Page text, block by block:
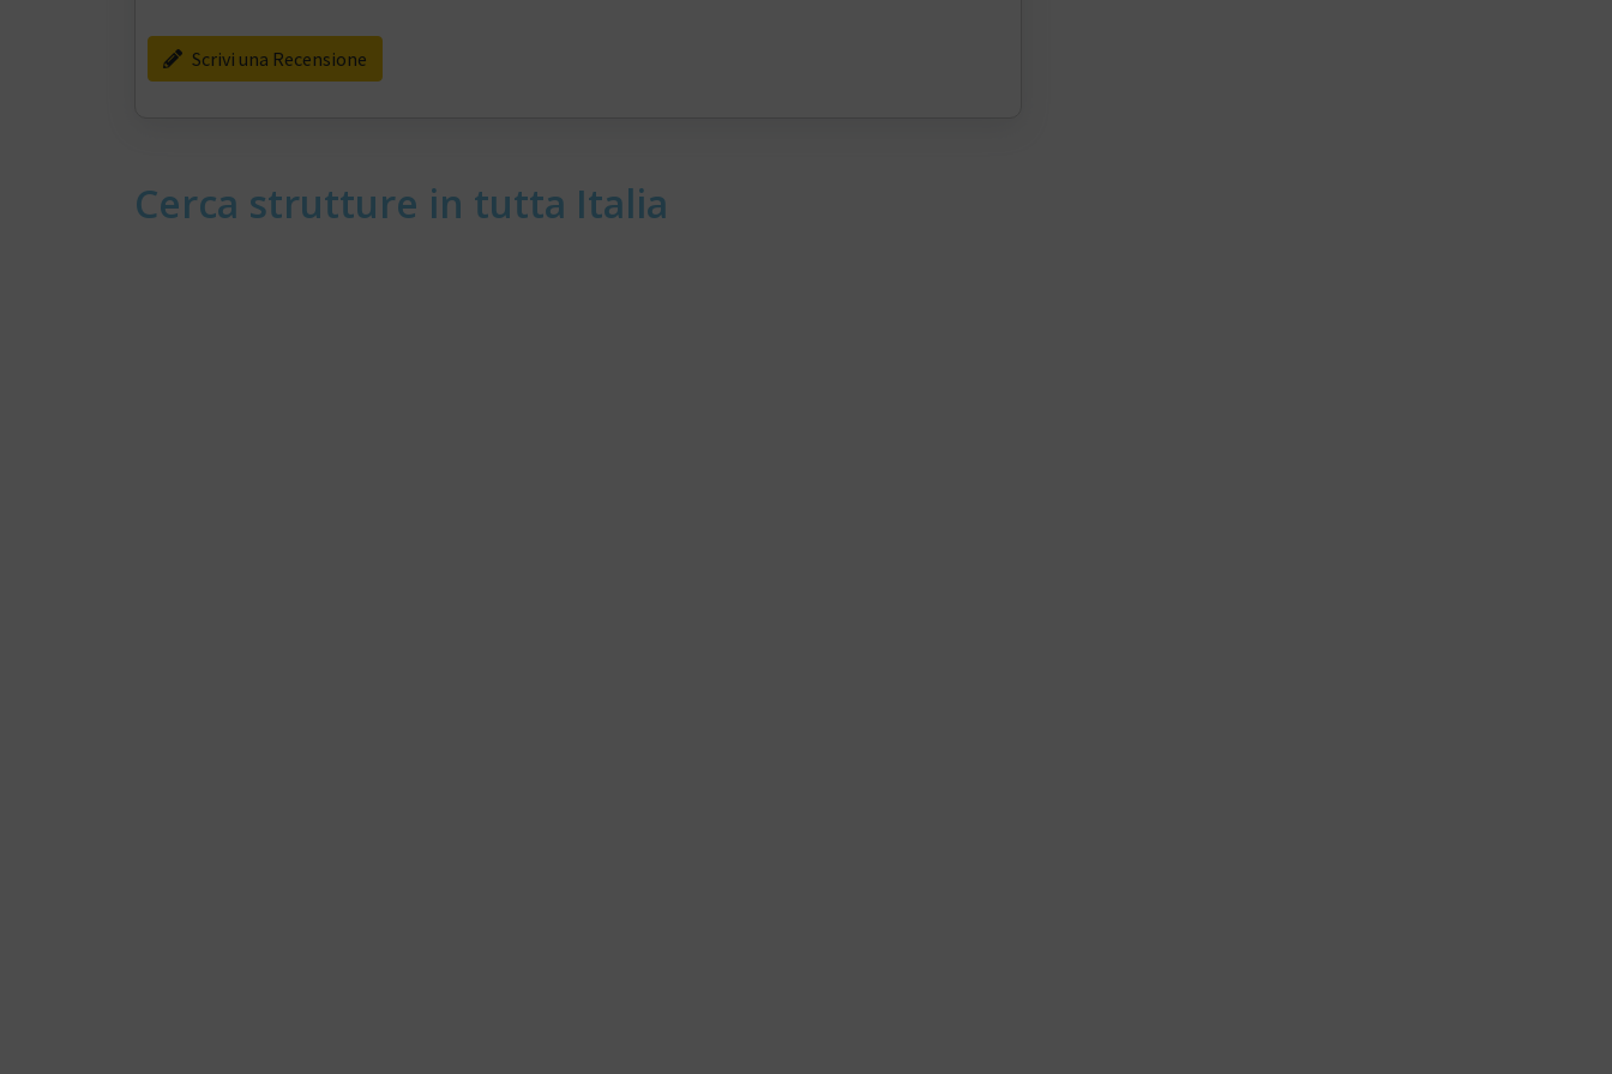
Scrivi una Recensione
Cerca strutture in tutta Italia